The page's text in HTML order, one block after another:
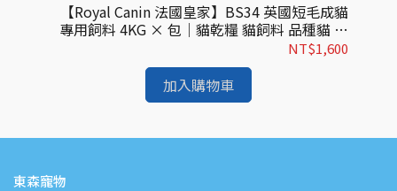
【Royal Canin 法國皇家】BS34 英國短毛成貓
專用飼料 4KG × 包｜貓乾糧 貓飼料 品種貓 皇
家貓飼料
NT$1,600
加入購物車
東森寵物